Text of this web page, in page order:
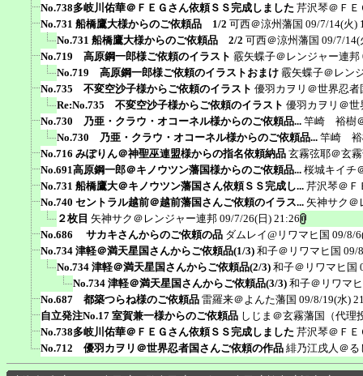
No.738多岐川佑華＠ＦＥＧさん依頼ＳＳ完成しました 芹沢琴＠ＦＥ
No.731 船橋鷹大様からのご依頼品 1/2 可西＠涼州藩国 09/7/14(火)
No.731 船橋鷹大様からのご依頼品 2/2 可西＠涼州藩国 09/7/14(
No.719 高原鋼一郎様ご依頼のイラスト 霰矢蝶子＠レンジャー連邦
No.719 高原鋼一郎様ご依頼のイラストおまけ 霰矢蝶子＠レン
No.735 不変空沙子様からご依頼のイラスト 優羽カヲリ＠世界忍者
Re:No.735 不変空沙子様からご依頼のイラスト 優羽カヲリ＠世
No.730 乃亜・クラウ・オコーネル様からのご依頼品... 竿崎 裕樹
No.730 乃亜・クラウ・オコーネル様からのご依頼品... 竿崎 裕
No.716 みぽりん＠神聖巫連盟様からの指名依頼納品 玄霧弦耶＠玄
No.691高原鋼一郎＠キノウツン藩国様からのご依頼品... 桜城キイチ
No.731 船橋鷹大＠キノウツン藩国さん依頼ＳＳ完成し... 芹沢琴＠Ｆ
No.740 セントラル越前＠越前藩国さんご依頼のイラス... 矢神サク＠
２枚目 矢神サク＠レンジャー連邦 09/7/26(日) 21:26
No.686 サカキさんからのご依頼の品 ダムレイ@リワマヒ国 09/8/
No.734 津軽＠満天星国さんからご依頼品(1/3) 和子＠リワマヒ国 09/
No.734 津軽＠満天星国さんからご依頼品(2/3) 和子＠リワマヒ国
No.734 津軽＠満天星国さんからご依頼品(3/3) 和子＠リワマ
No.687 都築つらね様のご依頼品 雷羅来＠よんた藩国 09/8/19(水)
自立発注No.17 室賀兼一様からのご依頼品 しじま＠玄霧藩国（代理
No.738多岐川佑華＠ＦＥＧさん依頼ＳＳ完成しました 芹沢琴＠ＦＥ
No.712 優羽カヲリ＠世界忍者国さんご依頼の作品 緋乃江戌人＠る